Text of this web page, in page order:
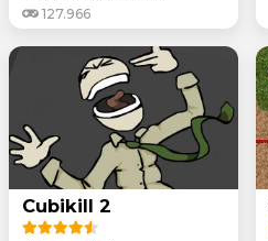
127.966
Cubikill 2